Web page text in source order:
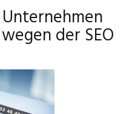
der SEO